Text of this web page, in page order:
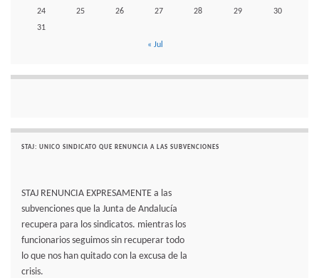
24
25 26 27 28 29
30
31
« Jul
STAJ: UNICO SINDICATO QUE RENUNCIA A LAS SUBVENCIONES
STAJ RENUNCIA EXPRESAMENTE a las
subvenciones que la Junta de Andalucía
recupera para los sindicatos. mientras los
funcionarios seguimos sin recuperar todo
lo que nos han quitado con la excusa de la
crisis.